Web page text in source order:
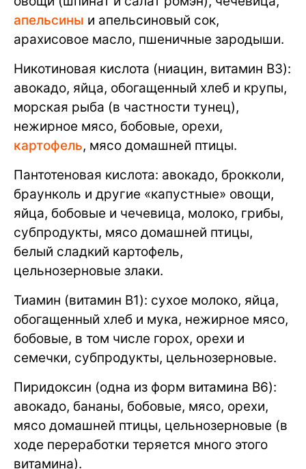
апельсины и апельсиновый сок,
арахисовое масло, пшеничные зародыши.
Никотиновая кислота (ниацин, витамин B3):
авокадо, яйца, обогащенный хлеб и крупы,
морская рыба (в частности тунец),
нежирное мясо, бобовые, орехи,
картофель, мясо домашней птицы.
Пантотеновая кислота: авокадо, брокколи,
браунколь и другие «капустные» овощи,
яйца, бобовые и чечевица, молоко, грибы,
субпродукты, мясо домашней птицы,
белый сладкий картофель,
цельнозерновые злаки.
Тиамин (витамин B1): сухое молоко, яйца,
обогащенный хлеб и мука, нежирное мясо,
бобовые, в том числе горох, орехи и
семечки, субпродукты, цельнозерновые.
Пиридоксин (одна из форм витамина B6):
авокадо, бананы, бобовые, мясо, орехи,
мясо домашней птицы, цельнозерновые (в
ходе переработки теряется много этого
витамина).